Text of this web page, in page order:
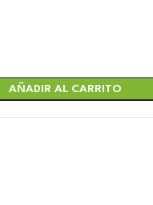
AÑADIR AL CARRITO